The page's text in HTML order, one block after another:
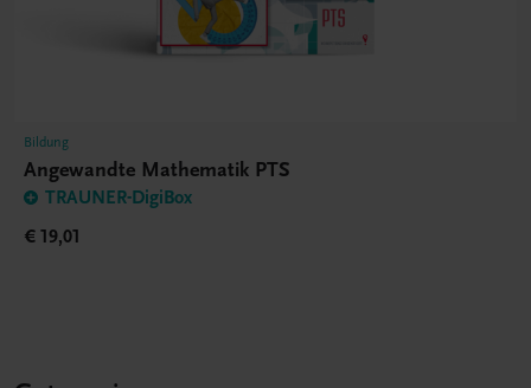
Bildung
Angewandte Mathematik PTS
TRAUNER-DigiBox
€ 19,01